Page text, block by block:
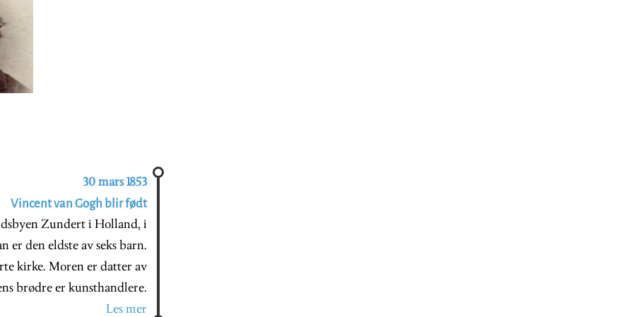
30 mars 1853
Vincent van Gogh blir født
Zundert i Holland, i
er den eldste av seks barn.
kirke. Moren er datter av
brødre er kunsthandlere.
Les mer